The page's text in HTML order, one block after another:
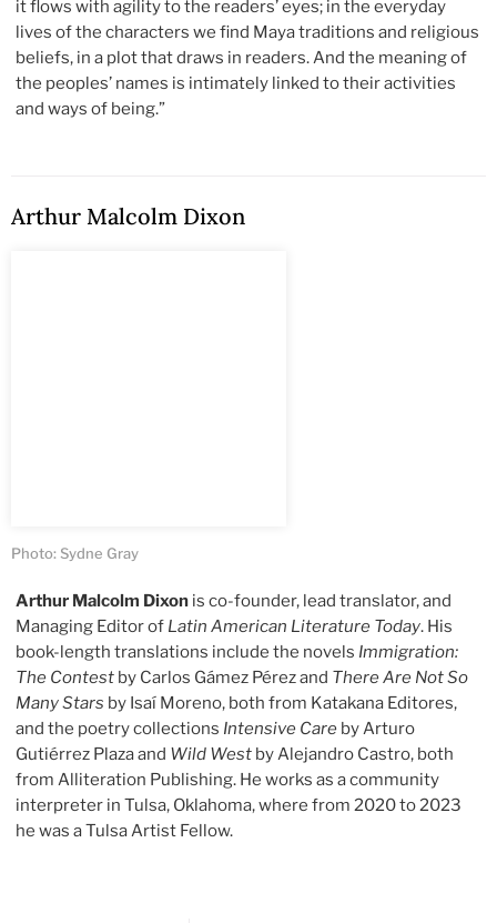
it flows with agility to the readers’ eyes; in the everyday
lives of the characters we find Maya traditions and religious
beliefs, in a plot that draws in readers. And the meaning of
the peoples’ names is intimately linked to their activities
and ways of being.”
Arthur Malcolm Dixon
Photo: Sydne Gray
Arthur Malcolm Dixon is co-founder, lead translator, and
Managing Editor of Latin American Literature Today. His
book-length translations include the novels Immigration:
The Contest by Carlos Gámez Pérez and There Are Not So
Many Stars by Isaí Moreno, both from Katakana Editores,
and the poetry collections Intensive Care by Arturo
Gutiérrez Plaza and Wild West by Alejandro Castro, both
from Alliteration Publishing. He works as a community
interpreter in Tulsa, Oklahoma, where from 2020 to 2023
he was a Tulsa Artist Fellow.